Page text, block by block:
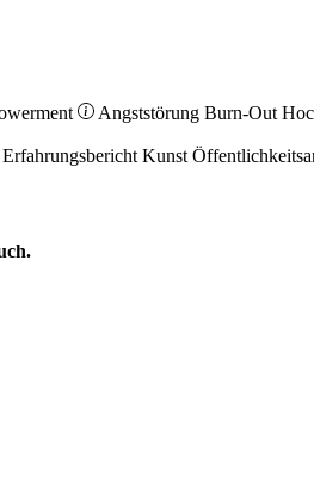
Angststörung Burn-Out
Erfahrungsbericht Kunst